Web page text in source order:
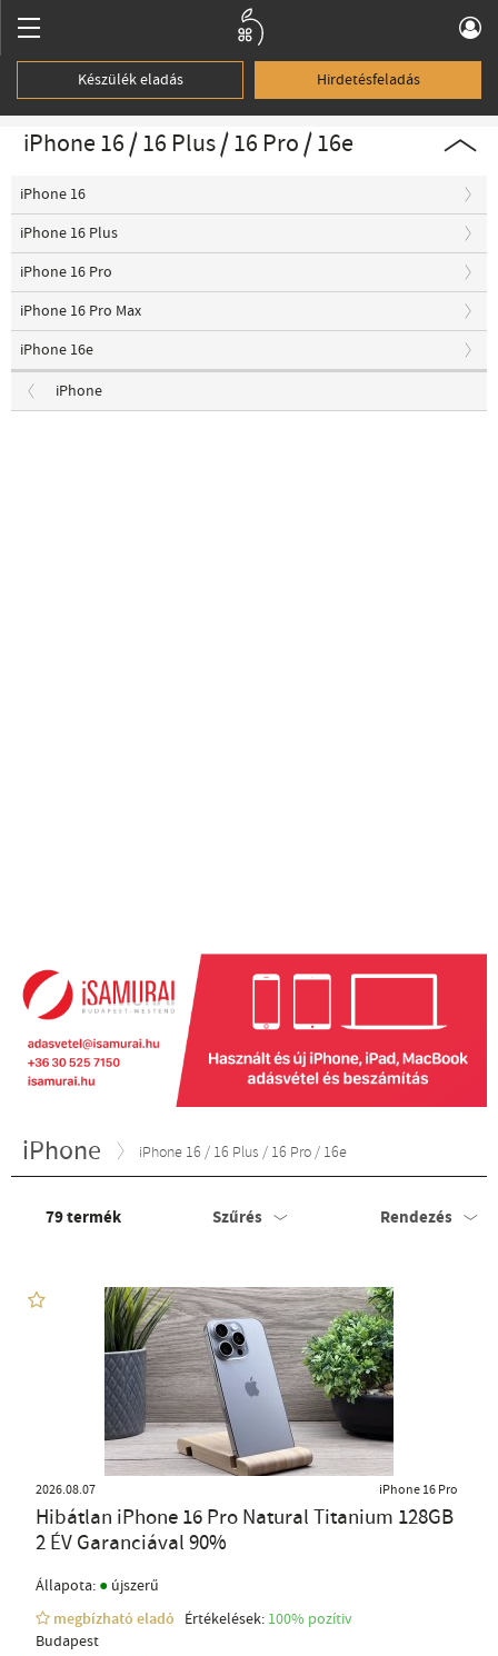
Készülék eladás Hirdetésfeladás
iPhone 16 / 16 Plus / 16 Pro / 16e
iPhone 16
iPhone 16 Plus
iPhone 16 Pro
iPhone 16 Pro Max
iPhone 16e
iPhone
iPhone iPhone 16 / 16 Plus / 16 Pro / 16e
79termék Szűrés Rendezés
2026.08.07 iPhone 16 Pro
Hibátlan iPhone 16 Pro Natural Titanium 128GB
2 ÉV Garanciával 90%
Állapota: ● újszerű
megbízható eladó
Értékelések: 100% pozítiv
Budapest